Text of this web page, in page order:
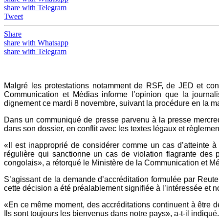
share with Telegram
Tweet
Share
share with Whatsapp
share with Telegram
Malgré les protestations notamment de RSF, de JED et
Communication et Médias informe l’opinion que la
dignement ce mardi 8 novembre, suivant la procédure en la
Dans un communiqué de presse parvenu à la presse
dans son dossier, en conflit avec les textes légaux et
«Il est inapproprié de considérer comme un cas d’atteinte
régulière qui sanctionne un cas de violation flagrante des
congolais», a rétorqué le Ministère de la Communication et
S’agissant de la demande d’accréditation formulée par
cette décision a été préalablement signifiée à l’intéressée et
«En ce même moment, des accréditations continuent à être
Ils sont toujours les bienvenus dans notre pays», a-t-il indiqué.